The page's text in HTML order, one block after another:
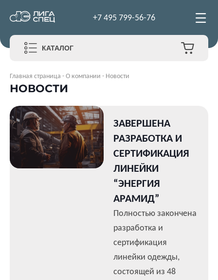
+7 495 799-56-76
КАТАЛОГ
Главная страница -О компании - Новости
НОВОСТИ
ЗАВЕРШЕНА
РАЗРАБОТКА И
СЕРТИФИКАЦИЯ
ЛИНЕЙКИ
“ЭНЕРГИЯ
АРАМИД”
Полностью закончена
разработка и
сертификация
линейки одежды,
состоящей из 48